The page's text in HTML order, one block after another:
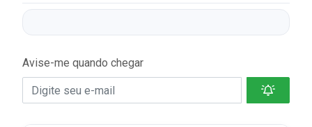
Avise-me quando chegar